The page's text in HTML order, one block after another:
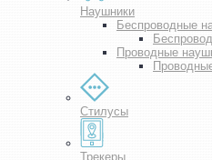
Наушники
Беспроводные
Проводные
Стилусы
Трекеры